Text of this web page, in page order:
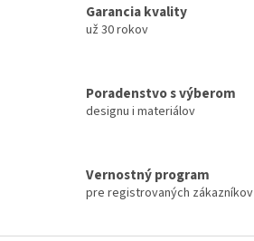
Garancia kvality
už 30 rokov
Poradenstvo s výberom
designu i materiálov
Vernostný program
pre registrovaných zákazníkov